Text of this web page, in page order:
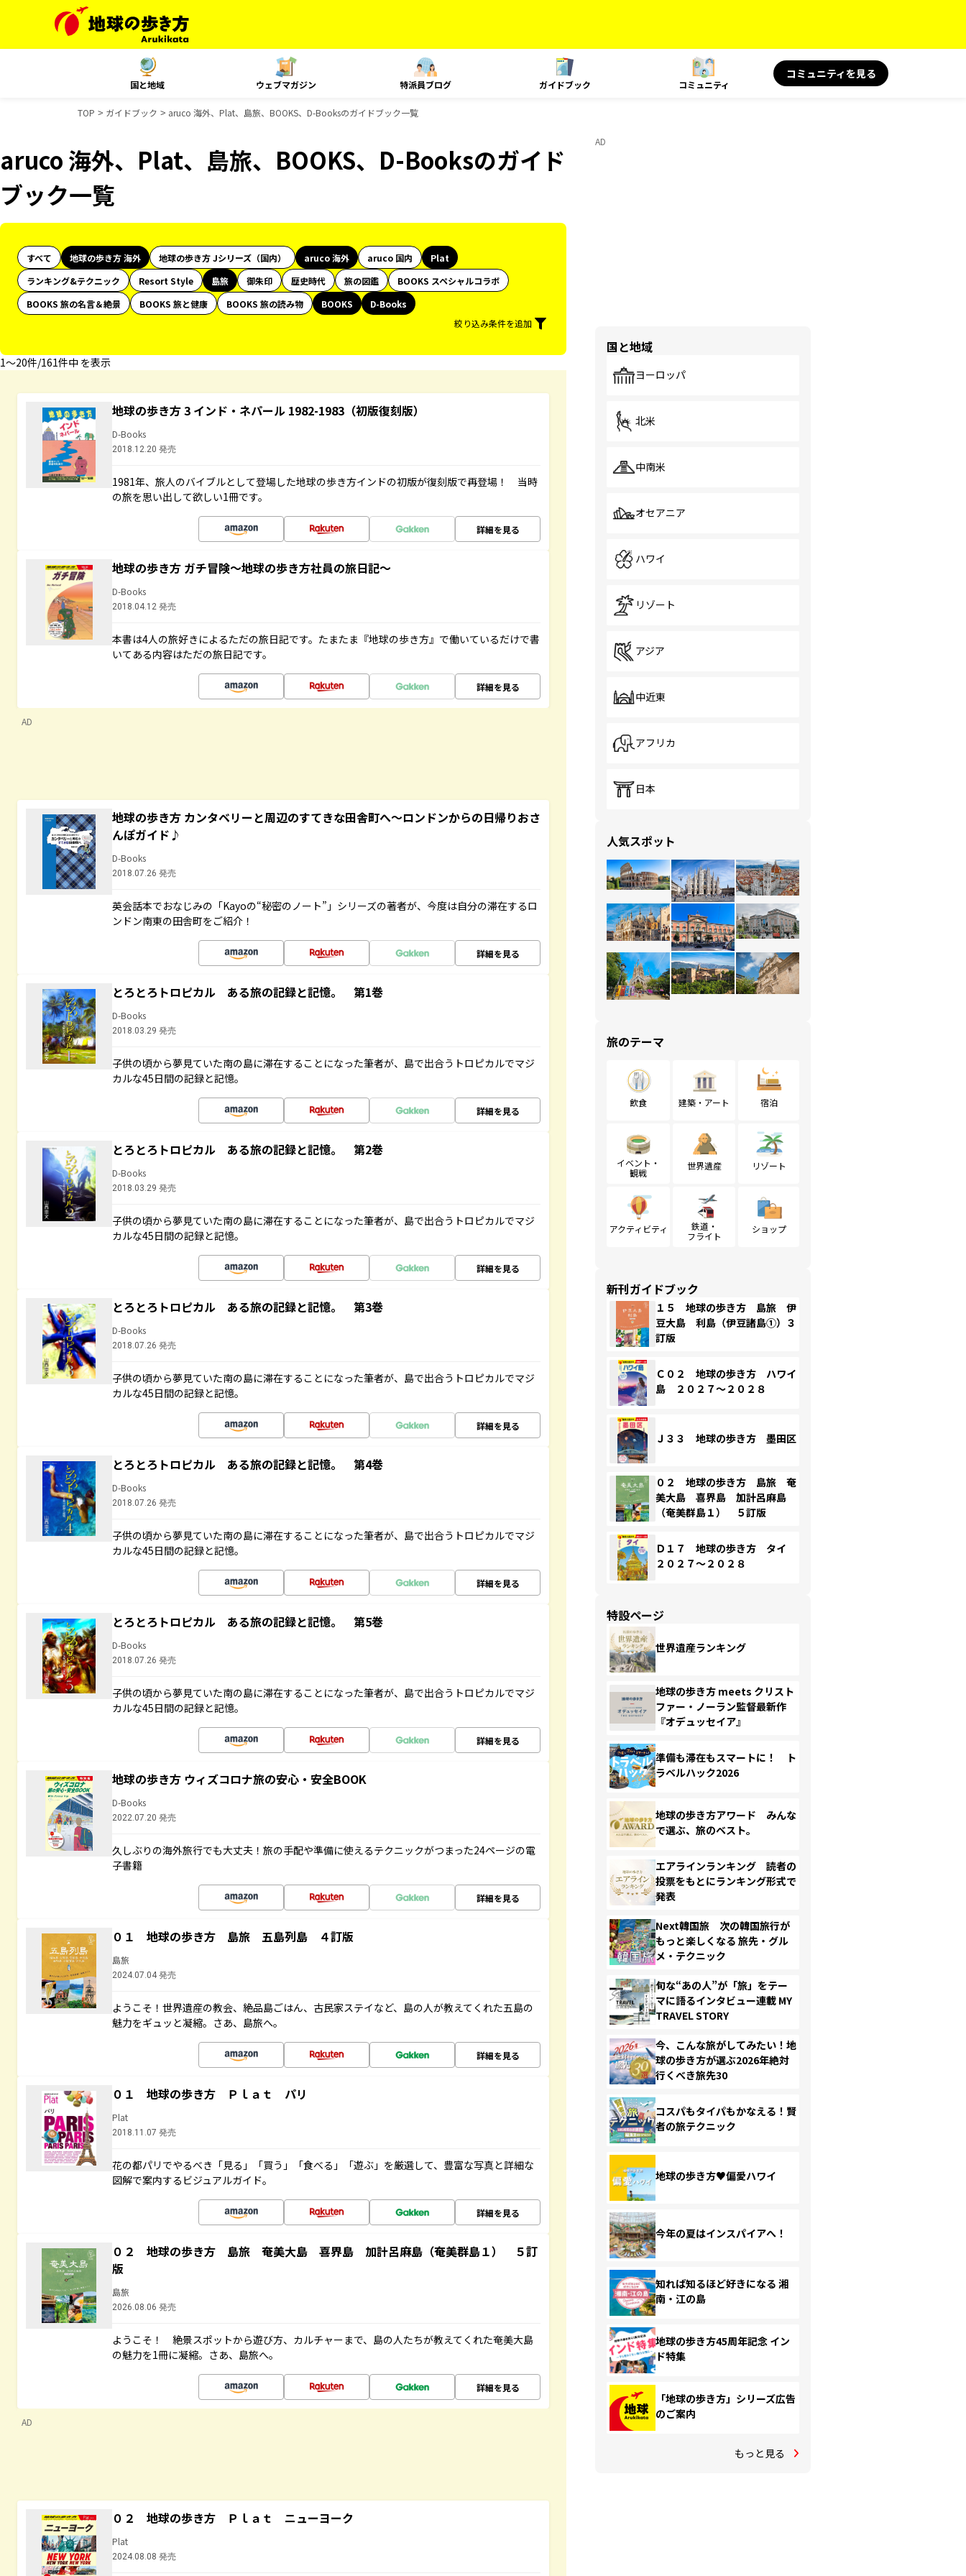
国と地域 ウェブマガジン 特派員ブログ ガイドブック コミュニティ
コミュニティを見る
TOP ガイドブック aruco 海外、Plat、島旅、BOOKS、D-Booksのガイドブック一覧
aruco 海外、Plat、島旅、BOOKS、D-Booksのガイド
ブック一覧
すべて 地球の歩き方 海外 地球の歩き方 Jシリーズ（国内） aruco 海外 aruco 国内
Plat
ランキング&テクニック
Resort Style 島旅 御朱印 歴史時代 旅の図鑑
BOOKS スペシャルコラボ
BOOKS 旅の名言＆絶景
BOOKS 旅と健康 BOOKS 旅の読み物 BOOKS
D-Books
絞り込み条件を追加
1〜20件/161件中 を表示
地球の歩き方 3 インド・ネパール 1982-1983（初版復刻版）
D-Books
2018.12.20 発売
1981年、旅人のバイブルとして登場した地球の歩き方インドの初版が復刻版で再登場！ 当時
の旅を思い出して欲しい1冊です。
詳細を見る
地球の歩き方 ガチ冒険～地球の歩き方社員の旅日記～
D-Books
2018.04.12 発売
本書は4人の旅好きによるただの旅日記です。たまたま『地球の歩き方』で働いているだけで書
いてある内容はただの旅日記です。
詳細を見る
AD
地球の歩き方 カンタベリーと周辺のすてきな田舎町へ～ロンドンからの日帰りおさ
んぽガイド♪
D-Books
2018.07.26 発売
英会話本でおなじみの「Kayoの“秘密のノート”」シリーズの著者が、今度は自分の滞在するロ
ンドン南東の田舎町をご紹介！
詳細を見る
とろとろトロピカル ある旅の記録と記憶。 第1巻
D-Books
2018.03.29 発売
子供の頃から夢見ていた南の島に滞在することになった筆者が、島で出合うトロピカルでマジ
カルな45日間の記録と記憶。
詳細を見る
とろとろトロピカル ある旅の記録と記憶。 第2巻
D-Books
2018.03.29 発売
子供の頃から夢見ていた南の島に滞在することになった筆者が、島で出合うトロピカルでマジ
カルな45日間の記録と記憶。
詳細を見る
とろとろトロピカル ある旅の記録と記憶。 第3巻
D-Books
2018.07.26 発売
子供の頃から夢見ていた南の島に滞在することになった筆者が、島で出合うトロピカルでマジ
カルな45日間の記録と記憶。
詳細を見る
とろとろトロピカル ある旅の記録と記憶。 第4巻
D-Books
2018.07.26 発売
子供の頃から夢見ていた南の島に滞在することになった筆者が、島で出合うトロピカルでマジ
カルな45日間の記録と記憶。
詳細を見る
とろとろトロピカル ある旅の記録と記憶。 第5巻
D-Books
2018.07.26 発売
子供の頃から夢見ていた南の島に滞在することになった筆者が、島で出合うトロピカルでマジ
カルな45日間の記録と記憶。
詳細を見る
地球の歩き方 ウィズコロナ旅の安心・安全BOOK
D-Books
2022.07.20 発売
久しぶりの海外旅行でも大丈夫！旅の手配や準備に使えるテクニックがつまった24ページの電
子書籍
詳細を見る
０１ 地球の歩き方 島旅 五島列島 ４訂版
島旅
2024.07.04 発売
ようこそ！世界遺産の教会、絶品島ごはん、古民家ステイなど、島の人が教えてくれた五島の
魅力をギュッと凝縮。さあ、島旅へ。
詳細を見る
０１ 地球の歩き方 Ｐｌａｔ パリ
Plat
2018.11.07 発売
花の都パリでやるべき「見る」「買う」「食べる」「遊ぶ」を厳選して、豊富な写真と詳細な
図解で案内するビジュアルガイド。
詳細を見る
０２ 地球の歩き方 島旅 奄美大島 喜界島 加計呂麻島（奄美群島１） ５訂
版
島旅
2026.08.06 発売
ようこそ！ 絶景スポットから遊び方、カルチャーまで、島の人たちが教えてくれた奄美大島
の魅力を1冊に凝縮。さあ、島旅へ。
詳細を見る
AD
０２ 地球の歩き方 Ｐｌａｔ ニューヨーク
Plat
2024.08.08 発売
AD
国と地域
ヨーロッパ
北米
中南米
オセアニア
ハワイ
リゾート
アジア
中近東
アフリカ
日本
人気スポット
旅のテーマ
飲食 建築・アート 宿泊
イベント・
観戦
世界遺産 リゾート
アクティビティ
鉄道・
フライト
ショップ
新刊ガイドブック
１５ 地球の歩き方 島旅 伊
豆大島 利島（伊豆諸島①）３
訂版
Ｃ０２ 地球の歩き方 ハワイ
島 ２０２７～２０２８
Ｊ３３ 地球の歩き方 墨田区
０２ 地球の歩き方 島旅 奄
美大島 喜界島 加計呂麻島
（奄美群島１） ５訂版
Ｄ１７ 地球の歩き方 タイ
２０２７～２０２８
特設ページ
世界遺産ランキング
地球の歩き方 meets クリスト
ファー・ノーラン監督最新作
『オデュッセイア』
準備も滞在もスマートに！ ト
ラベルハック2026
地球の歩き方アワード みんな
で選ぶ、旅のベスト。
エアラインランキング 読者の
投票をもとにランキング形式で
発表
Next韓国旅 次の韓国旅行が
もっと楽しくなる 旅先・グル
メ・テクニック
旬な“あの人”が「旅」をテー
マに語るインタビュー連載 MY
TRAVEL STORY
今、こんな旅がしてみたい！地
球の歩き方が選ぶ2026年絶対
行くべき旅先30
コスパもタイパもかなえる！賢
者の旅テクニック
地球の歩き方♥偏愛ハワイ
今年の夏はインスパイアへ！
知れば知るほど好きになる 湘
南・江の島
地球の歩き方45周年記念 イン
ド特集
「地球の歩き方」シリーズ広告
のご案内
もっと見る